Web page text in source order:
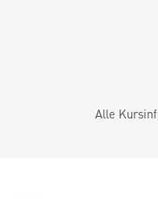
Alle